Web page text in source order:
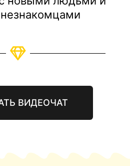
ВИДЕОЧАТ